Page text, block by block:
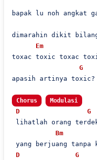
bapak lu noh angkat
dimarahin dikit
Em
toxac toxic toxac
G
apasih artinya
Chorus Modulasi
D
G
lihatlah orang
Bm
yang berjuang tanpa
D
G